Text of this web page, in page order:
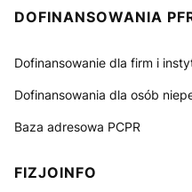
Linki w stopce
DOFINANSOWANIA
Dofinansowanie dla firm i
Dofinansowania dla osób
Baza adresowa PCPR
FIZJOINFO